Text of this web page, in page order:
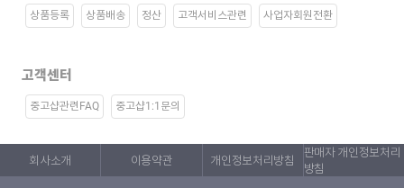
상품등록 상품배송 정산 고객서비스관련 사업자회원전환
고객센터
중고샵관련FAQ 중고샵1:1문의
회사소개 이용약관 개인정보처리방침
판매자 개인정보처리
방침